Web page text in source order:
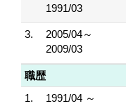
1991/03
3.
2005/04～
2009/03
職歴
1.
1991/04 ～